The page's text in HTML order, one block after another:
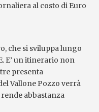
al costo di Euro
che si sviluppa lungo
E’ un itinerario non
presenta
Vallone Pozzo verrà
abbastanza